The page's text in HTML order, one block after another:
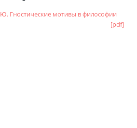
Гностические мотивы в философии
[pdf]